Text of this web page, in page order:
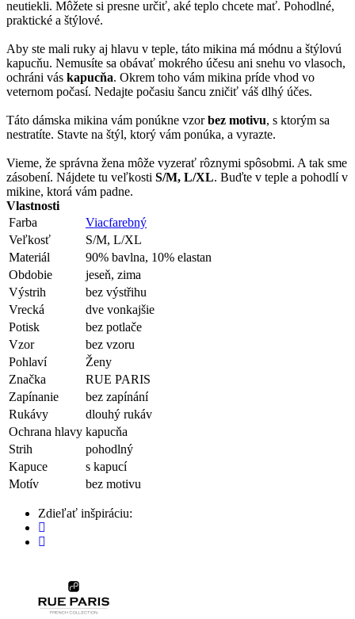
neutiekli. Môžete si presne určiť, aké teplo chcete mať. Pohodlné,
praktické a štýlové.
Aby ste mali ruky aj hlavu v teple, táto mikina má módnu a štýlovú
kapucňu. Nemusíte sa obávať mokrého účesu ani snehu vo vlasoch,
ochráni vás kapucňa. Okrem toho vám mikina príde vhod vo
veternom počasí. Nedajte počasiu šancu zničiť váš dlhý účes.
Táto dámska mikina vám ponúkne vzorbez motivu, s ktorým sa
nestratíte. Stavte na štýl, ktorý vám ponúka, a vyrazte.
Vieme, že správna žena môže vyzerať rôznymi spôsobmi. A tak sme
zásobení. Nájdete tu veľkosti S/M, L/XL. Buďte v teple a pohodlí v
mikine, ktorá vám padne.
Vlastnosti
Farba
Viacfarebný
Veľkosť
S/M, L/XL
Materiál
90% bavlna, 10% elastan
Obdobie
jeseň, zima
Výstrih
bez výstřihu
Vrecká
dve vonkajšie
Potisk
bez potlače
Vzor
bez vzoru
Pohlaví
Ženy
Značka
RUE PARIS
Zapínanie
bez zapínání
Rukávy
dlouhý rukáv
Ochrana hlavy kapucňa
Strih
pohodlný
Kapuce
s kapucí
Motív
bez motivu
Zdieľať inšpiráciu: